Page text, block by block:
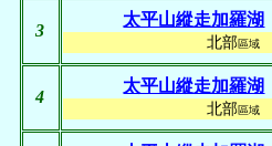
3
太平山縱走加羅湖
北部區域
4
太平山縱走加羅湖
北部區域